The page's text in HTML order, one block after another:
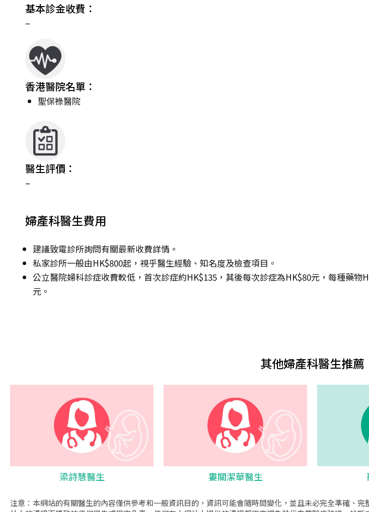
基本診金收費：
–
香港醫院名單：
聖保祿醫院
醫生評價：
–
婦產科醫生費用
建議致電診所詢問有關最新收費詳情。
私家診所一般由HK$800起，視乎醫生經驗、知名度及檢查項目。
公立醫院婦科診症收費較低，首次診症約HK$135，其後每次診症為HK$80元，每種藥物
元。
其他婦產科醫生推薦
梁詩慧醫生 婁關潔華醫生
注意：本網站的有關醫生的內容僅供參考和一般資訊目的，資訊可能會隨時間變化，並且未必完全準確、